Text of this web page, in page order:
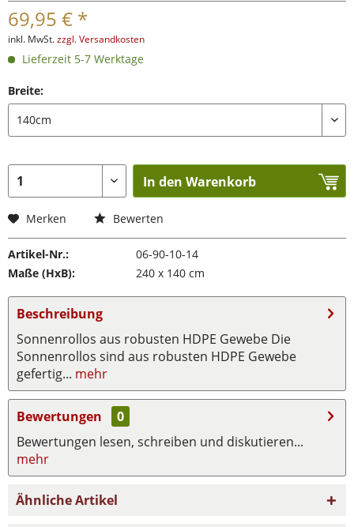
69,95 € *
inkl. MwSt.zzgl. Versandkosten
Lieferzeit 5-7 Werktage
Breite:
In den Warenkorb
Merken Bewerten
Artikel-Nr.:
06-90-10-14
Maße (HxB):
240 x 140 cm
Beschreibung
Sonnenrollos aus robusten HDPE Gewebe Die
Sonnenrollos sind aus robusten HDPE Gewebe
gefertig... mehr
Bewertungen
0
Bewertungen lesen, schreiben und diskutieren...
mehr
Ähnliche Artikel